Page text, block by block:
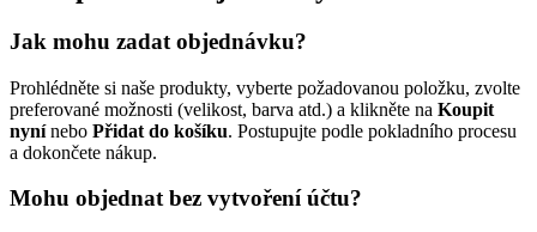
Jak mohu zadat objednávku?
Prohlédněte si naše produkty, vyberte požadovanou položku, zvolte
preferované možnosti (velikost, barva atd.) a klikněte na Koupit
nynínebo Přidat do košíku. Postupujte podle pokladního procesu
a dokončete nákup.
Mohu objednat bez vytvoření účtu?